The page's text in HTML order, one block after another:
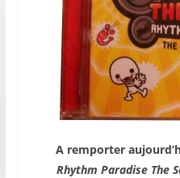
A remporter
Rhythm Paradise The